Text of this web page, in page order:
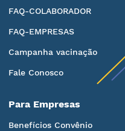
FAQ-COLABORADOR
FAQ-EMPRESAS
Campanha vacinação
Fale Conosco
Para Empresas
Benefícios Convênio